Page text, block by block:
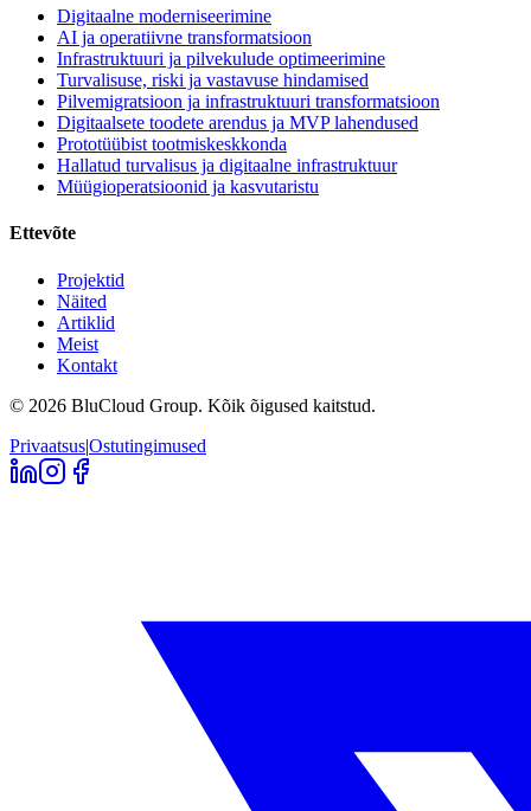
Digitaalne moderniseerimine
AI ja operatiivne transformatsioon
Infrastruktuuri ja pilvekulude optimeerimine
Turvalisuse, riski ja vastavuse hindamised
Pilvemigratsioon ja infrastruktuuri transformatsioon
Digitaalsete toodete arendus ja MVP lahendused
Prototüübist tootmiskeskkonda
Hallatud turvalisus ja digitaalne infrastruktuur
Müügioperatsioonid ja kasvutaristu
Ettevõte
Projektid
Näited
Artiklid
Meist
Kontakt
© 2026 BluCloud Group. Kõik õigused kaitstud.
Privaatsus|Ostutingimused